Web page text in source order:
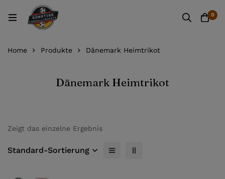
0
Home Produkte Dänemark Heimtrikot
Dänemark Heimtrikot
Zeigt das einzelne Ergebnis
Standard-Sortierung